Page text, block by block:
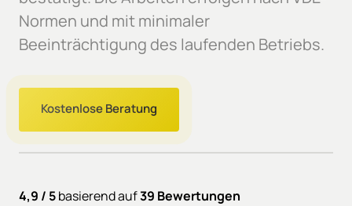
Normen und mit minimaler
Beeinträchtigung des laufenden Betriebs.
Kostenlose Beratung
4,9 / 5 basierend auf 39 Bewertungen